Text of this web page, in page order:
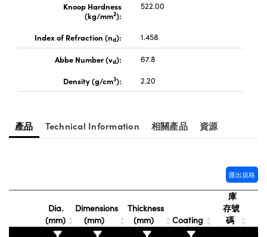
Components | SCHOTT 光
(UFI)
Knoop Hardness
(kg/mm2):
522.00
Index of Refraction (nd): 1.458
Abbe Number (vd):
67.8
Density (g/cm3): 2.20
產品 Technical Information 相關產品 資源
匯出規格
Dia.
(mm)
Dimensions
(mm)
Thickness
(mm)
Coating
庫
存號
碼